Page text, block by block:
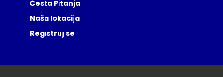
Česta Pitanja
Naša lokacija
Registruj se